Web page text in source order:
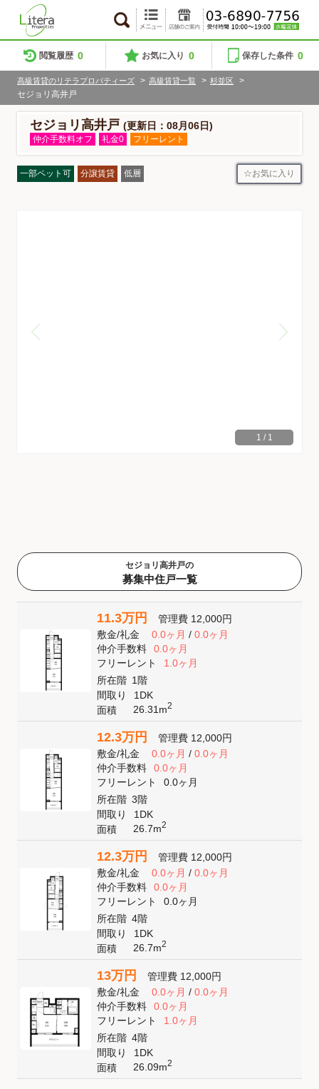
閲覧履歴 0 お気に入り 0 保存した条件 0
高級賃貸のリテラプロパティーズ > 高級賃貸一覧 > 杉並区
>
セジョリ高井戸
セジョリ高井戸 (更新日：08月06日)
仲介手数料オフ 礼金0 フリーレント
一部ペット可 分譲賃貸 低層 お気に入り
1 / 1
セジョリ高井戸の
募集中住戸一覧
11.3万円 管理費 12,000円
敷金/礼金 0.0ヶ月/ 0.0ヶ月
仲介手数料
0.0ヶ月
フリーレント
1.0ヶ月
所在階 1階
間取り
1DK
面積
26.31m2
12.3万円 管理費 12,000円
敷金/礼金 0.0ヶ月/ 0.0ヶ月
仲介手数料
0.0ヶ月
フリーレント
0.0ヶ月
所在階 3階
間取り
1DK
面積
26.7m2
12.3万円 管理費 12,000円
敷金/礼金 0.0ヶ月/ 0.0ヶ月
仲介手数料
0.0ヶ月
フリーレント
0.0ヶ月
所在階 4階
間取り
1DK
面積
26.7m2
13万円 管理費 12,000円
敷金/礼金 0.0ヶ月/ 0.0ヶ月
仲介手数料
0.0ヶ月
フリーレント
1.0ヶ月
所在階 4階
間取り
1DK
面積
26.09m2